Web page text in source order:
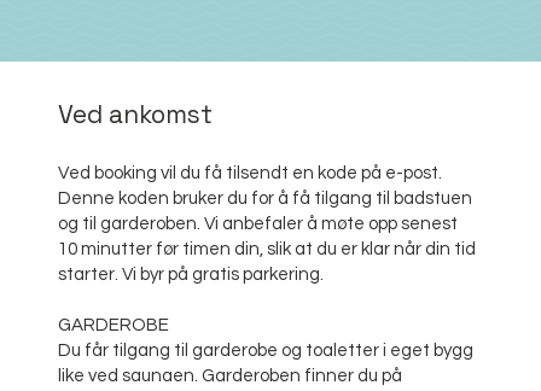
Ved ankomst
Ved booking vil du få tilsendt en kode på e-post.
Denne koden bruker du for å få tilgang til badstuen
og til garderoben. Vi anbefaler å møte opp senest
10 minutter før timen din, slik at du er klar når din tid
starter. Vi byr på gratis parkering.
GARDEROBE
Du får tilgang til garderobe og toaletter i eget bygg
like ved saunaen. Garderoben finner du på